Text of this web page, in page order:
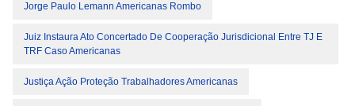
Jorge Paulo Lemann Americanas Rombo
Juiz Instaura Ato Concertado De Cooperação Jurisdicional Entre TJ E
TRF Caso Americanas
Justiça Ação Proteção Trabalhadores Americanas